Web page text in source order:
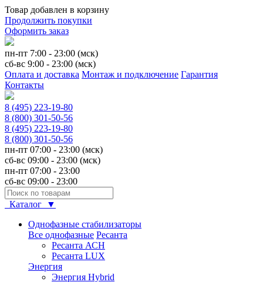
Товар добавлен в корзину
Продолжить покупки
Оформить заказ
пн-пт 7:00 - 23:00 (мск)
сб-вс 9:00 - 23:00 (мск)
Оплата и доставка Монтаж и подключение Гарантия
Контакты
8 (495) 223-19-80
8 (800) 301-50-56
8 (495) 223-19-80
8 (800) 301-50-56
пн-пт 07:00 - 23:00 (мск)
сб-вс 09:00 - 23:00 (мск)
пн-пт 07:00 - 23:00
сб-вс 09:00 - 23:00
Каталог ▼
Однофазные стабилизаторы
Все однофазные Ресанта
Ресанта АСН
Ресанта LUX
Энергия
Энергия Hybrid